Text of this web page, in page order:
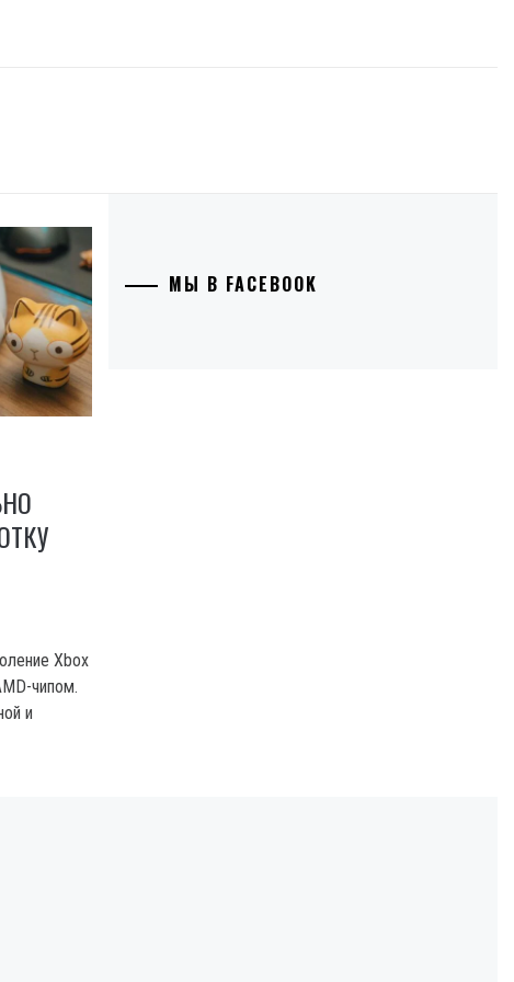
Xbox
чипом.
и
МЫ В FACEBOOK